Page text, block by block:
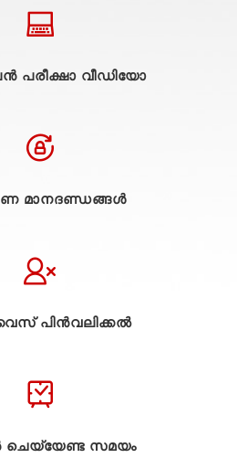
വീഡിയോ
മാനദണ്ഡങ്ങൾ
പിൻവലിക്കൽ
ചെയ്യേണ്ട സമയം